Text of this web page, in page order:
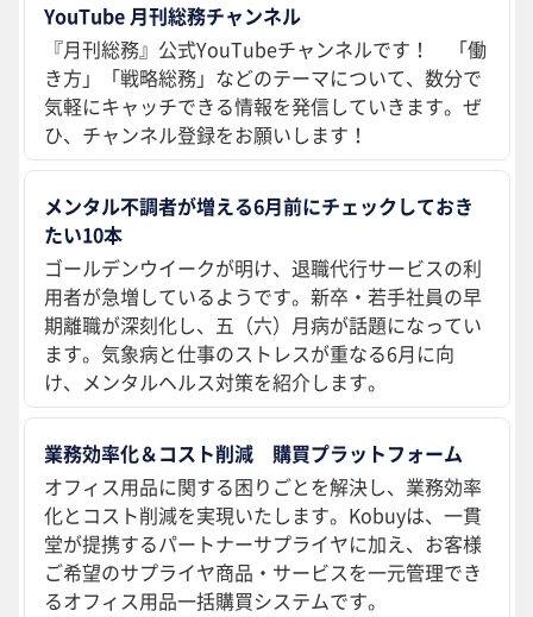
YouTube 月刊総務チャンネル
『月刊総務』公式YouTubeチャンネルです！ 「働
き方」「戦略総務」などのテーマについて、数分で
気軽にキャッチできる情報を発信していきます。ぜ
ひ、チャンネル登録をお願いします！
メンタル不調者が増える6月前にチェックしておき
たい10本
ゴールデンウイークが明け、退職代行サービスの利
用者が急増しているようです。新卒・若手社員の早
期離職が深刻化し、五（六）月病が話題になってい
ます。気象病と仕事のストレスが重なる6月に向
け、メンタルヘルス対策を紹介します。
業務効率化＆コスト削減 購買プラットフォーム
オフィス用品に関する困りごとを解決し、業務効率
化とコスト削減を実現いたします。Kobuyは、一貫
堂が提携するパートナーサプライヤに加え、お客様
ご希望のサプライヤ商品・サービスを一元管理でき
るオフィス用品一括購買システムです。